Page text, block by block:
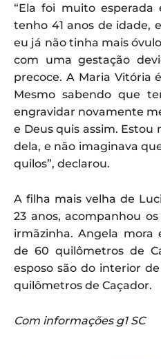
“Ela foi muito
tenho 41 anos de idade,
eu já não tinha mais
com uma gestação
precoce. A Maria Vitória
Mesmo sabendo que
engravidar novamente
e Deus quis assim.
dela, e não imaginava
quilos”, declarou.
A filha mais velha de
23 anos, acompanhou
irmãzinha. Angela mora
de 60 quilômetros de
esposo são do interior
quilômetros de Caçador.
Com informações g1 SC